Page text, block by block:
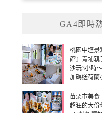
GA4即時
桃園中壢景
館』青埔親
沙玩3小時
加碼送荷蘭
苗栗市美食
超狂的大份